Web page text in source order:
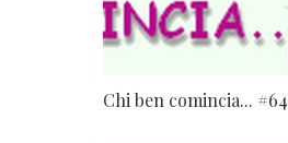
Chi ben comincia... #64